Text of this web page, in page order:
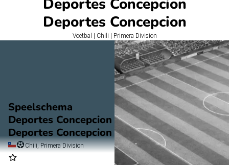
Deportes Concepcion
Deportes Concepcion
Voetbal | Chili | Primera Division
Speelschema
Deportes Concepcion
Deportes Concepcion
Chili, Primera Division